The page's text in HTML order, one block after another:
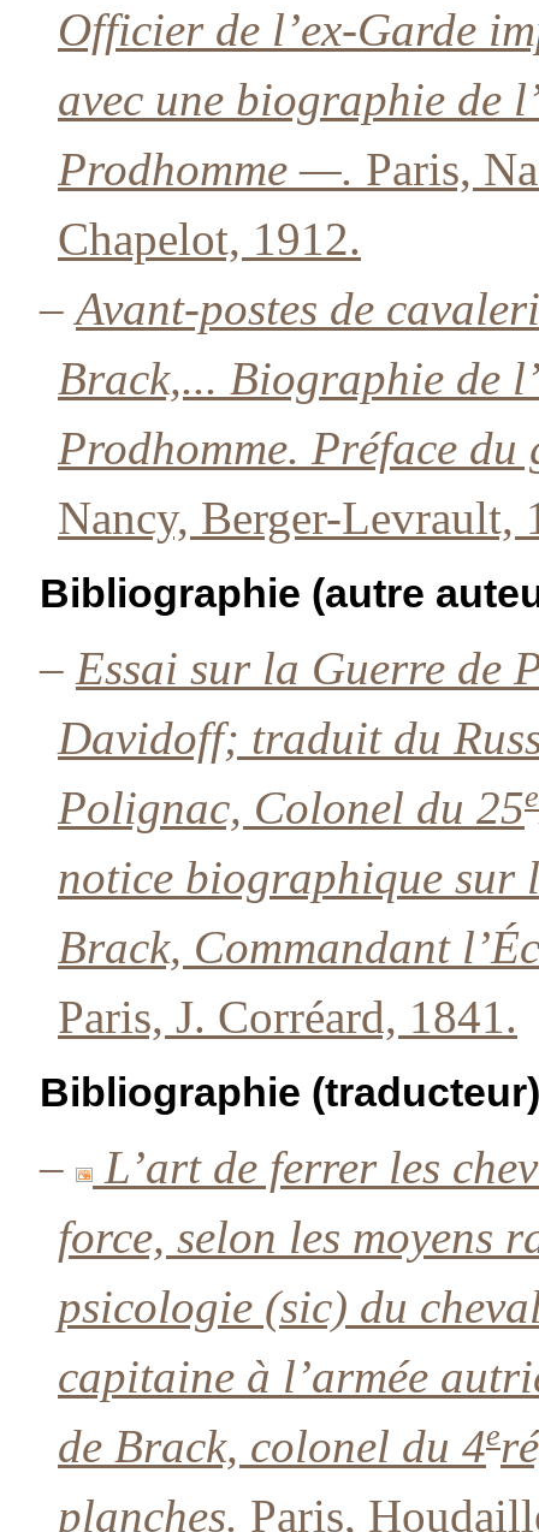
Officier de l’ex-Garde
avec une biographie de
Prodhomme —. Paris,
Chapelot, 1912.
–Avant-postes de
Brack,... Biographie de
Prodhomme. Préface du
Nancy, Berger-Levrault,
Bibliographie (autre
– Essai sur la Guerre de
Davidoff; traduit du
Polignac, Colonel du 25e
notice biographique sur
Brack, Commandant
Paris, J. Corréard, 1841.
Bibliographie (traducteur)
–
L’art de ferrer les
force, selon les moyens
psicologie (sic) du
capitaine à l’armée
de Brack, colonel du 4e
planches. Paris,